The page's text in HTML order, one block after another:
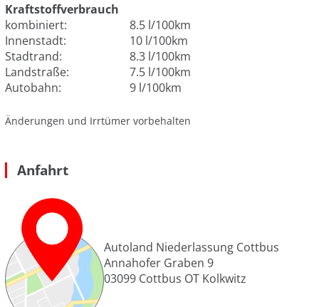
Kraftstoffverbrauch
kombiniert:
8.5 l/100km
Innenstadt:
10 l/100km
Stadtrand:
8.3 l/100km
Landstraße:
7.5 l/100km
Autobahn:
9 l/100km
Änderungen und Irrtümer vorbehalten
Anfahrt
Autoland Niederlassung Cottbus
Annahofer Graben 9
03099 Cottbus OT Kolkwitz